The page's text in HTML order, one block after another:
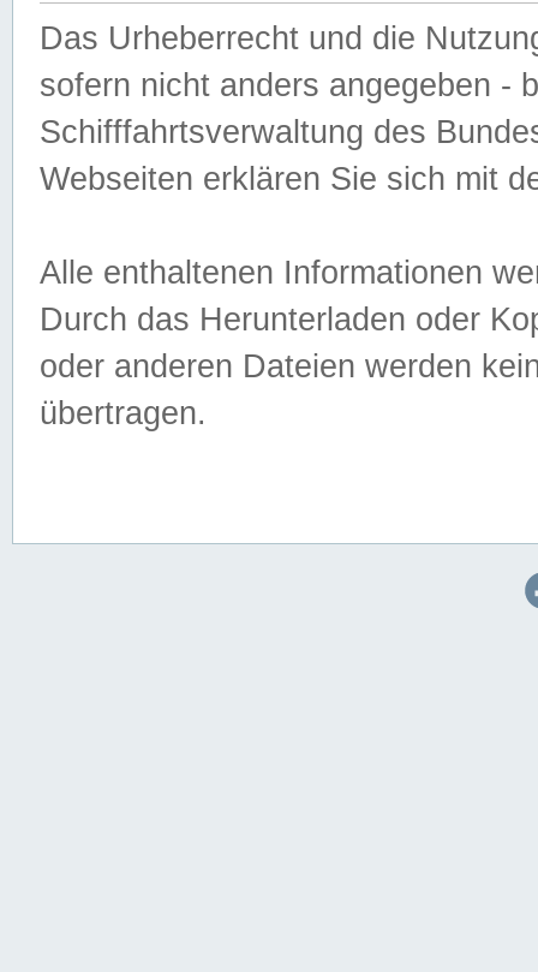
Das Urheberrecht und die
sofern nicht anders angegeben -
Schifffahrtsverwaltung des
Webseiten erklären Sie sich mit
Alle enthaltenen Informationen
Durch das Herunterladen oder
oder anderen Dateien werden
übertragen.